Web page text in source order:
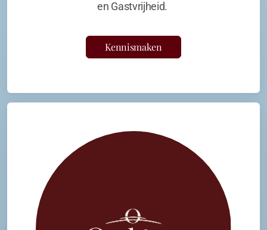
en Gastvrijheid.
Kennismaken